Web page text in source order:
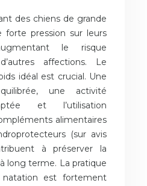
des chiens de grande
forte pression sur leurs
le risque
affections. Le
idéal est crucial. Une
une activité
et l’utilisation
alimentaires
(sur avis
à préserver la
long terme. La pratique
est fortement